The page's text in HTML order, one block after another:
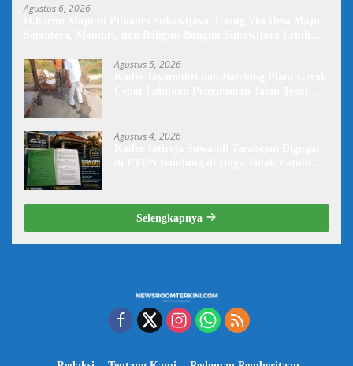
Agustus 6, 2026
Agustus 5, 2026
Agustus 4, 2026
Selengkapnya